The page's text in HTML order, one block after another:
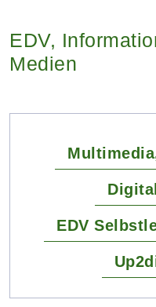
EDV,
Medien
EDV